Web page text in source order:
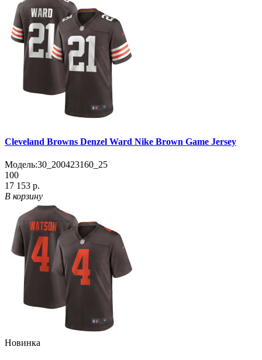
Cleveland Browns Denzel Ward Nike Brown Game Jersey
Модель:30_200423160_25
100
17 153 р.
В корзину
Новинка